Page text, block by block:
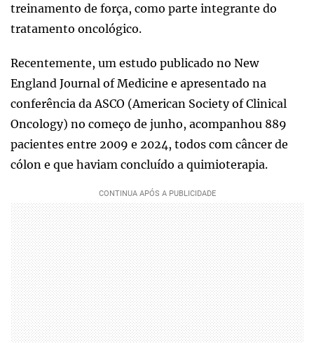
treinamento de força, como parte integrante do
tratamento oncológico.
Recentemente, um estudo publicado no New
England Journal of Medicine e apresentado na
conferência da ASCO (American Society of Clinical
Oncology) no começo de junho, acompanhou 889
pacientes entre 2009 e 2024, todos com câncer de
cólon e que haviam concluído a quimioterapia.